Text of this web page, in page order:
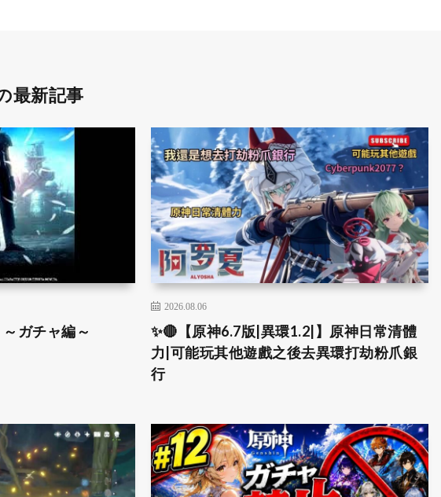
最新記事
ガチャ編～
2026.08.06
✨🔴【原神6.7版|異環1.2|】原神日常清體
力|可能玩其他遊戲之後去異環打劫粉爪銀
行